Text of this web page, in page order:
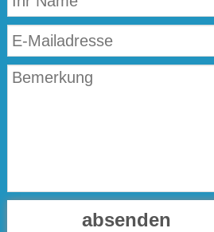
absenden